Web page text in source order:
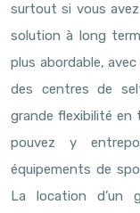
surtout si vous avez
solution à long
plus abordable,
des centres de
grande flexibilité en
pouvez y
équipements de
La location d’un